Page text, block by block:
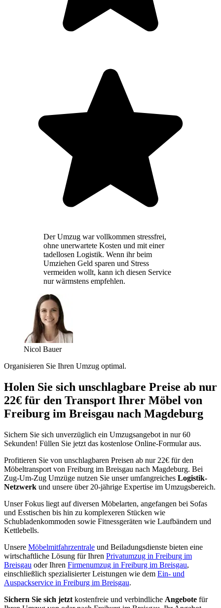
Der Umzug war vollkommen stressfrei,
ohne unerwartete Kosten und mit einer
tadellosen Logistik. Wenn ihr beim
Umziehen Geld sparen und Stress
vermeiden wollt, kann ich diesen Service
nur wärmstens empfehlen.
Nicol Bauer
Organisieren Sie Ihren Umzug optimal.
Holen Sie sich unschlagbare Preise ab nur
22€ für den Transport Ihrer Möbel von
Freiburg im Breisgau nach Magdeburg
Sichern Sie sich unverzüglich ein Umzugsangebot in nur 60
Sekunden! Füllen Sie jetzt das kostenlose Online-Formular aus.
Profitieren Sie von unschlagbaren Preisen ab nur 22€ für den
Möbeltransport von Freiburg im Breisgau nach Magdeburg. Bei
Zug-Um-Zug Umzüge nutzen Sie unser umfangreiches Logistik-
Netzwerk und unsere über 20-jährige Expertise im Umzugsbereich.
Unser Fokus liegt auf diversen Möbelarten, angefangen bei Sofas
und Esstischen bis hin zu komplexeren Stücken wie
Schubladenkommoden sowie Fitnessgeräten wie Laufbändern und
Kettlebells.
Unsere Möbelmitfahrzentrale und Beiladungsdienste bieten eine
wirtschaftliche Lösung für Ihren Privatumzug in Freiburg im
Breisgau oder Ihren Firmenumzug in Freiburg im Breisgau,
einschließlich spezialisierter Leistungen wie dem Ein- und
Auspackservice in Freiburg im Breisgau.
Sichern Sie sich jetzt kostenfreie und verbindliche Angebote für